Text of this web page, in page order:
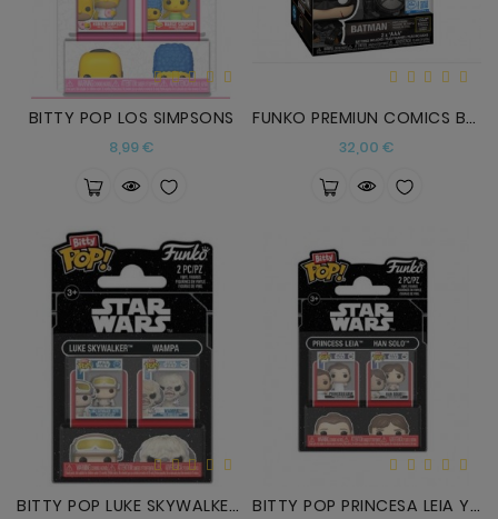
BITTY POP LOS SIMPSONS
8,99 €Precio
FUNKO PREMIUN COMICS BATMAN CON LUCES Y SONIDO
32,00 €
BITTY POP LUKE SKYWALKER Y WAMPA BITTY POP PRINCESA LEIA Y HAN SOLO